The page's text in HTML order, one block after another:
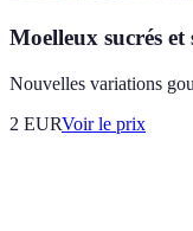
Moelleux sucrés et
Nouvelles variations
2 EURVoir le prix